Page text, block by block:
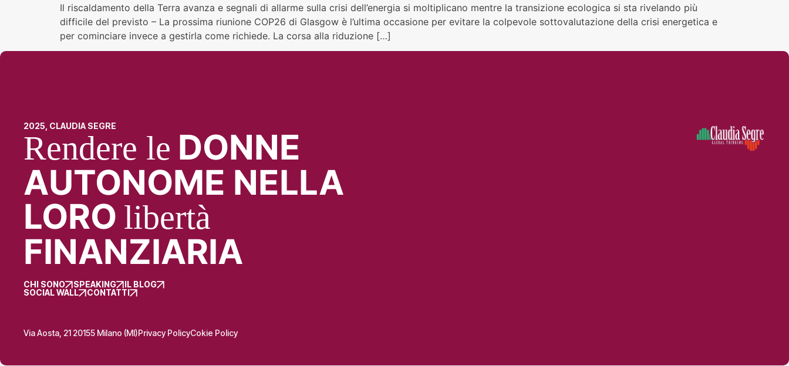
Il riscaldamento della Terra avanza e segnali di allarme sulla crisi dell’energia si moltiplicano mentre la transizione ecologica si sta rivelando più
difficile del previsto – La prossima riunione COP26 di Glasgow è l’ultima occasione per evitare la colpevole sottovalutazione della crisi energetica e
per cominciare invece a gestirla come richiede. La corsa alla riduzione […]
2025, CLAUDIA SEGRE
Rendere le DONNE
AUTONOME NELLA
LORO libertà
FINANZIARIA
CHI SONO SPEAKING
IL BLOG
SOCIAL WALL
CONTATTI
Via Aosta, 21 20155 Milano (MI)Privacy PolicyCokie Policy